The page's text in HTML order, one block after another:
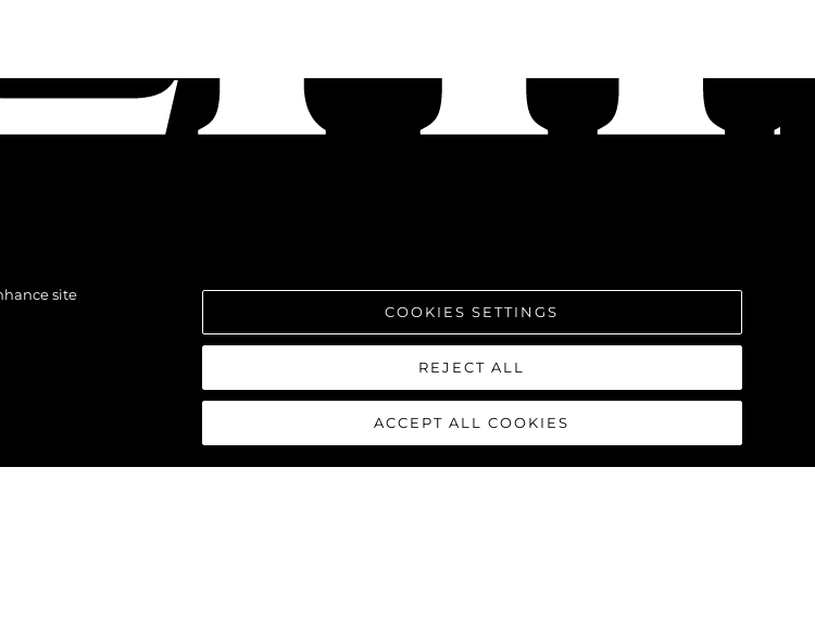
site
COOKIES SETTINGS
REJECT ALL
ACCEPT ALL COOKIES